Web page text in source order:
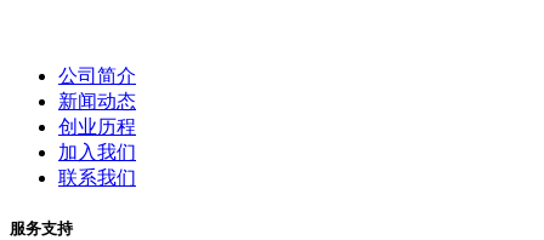
公司简介
新闻动态
创业历程
加入我们
联系我们
服务支持